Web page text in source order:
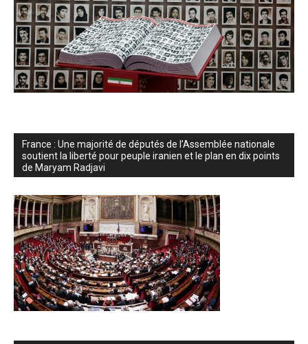
France : Une majorité de députés de l’Assemblée nationale
soutient la liberté pour peuple iranien et le plan en dix points
de Maryam Radjavi